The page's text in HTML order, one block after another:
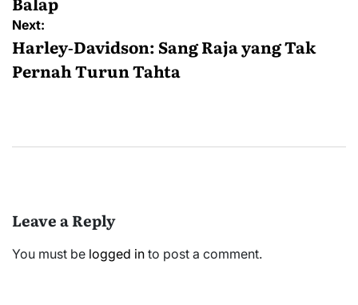
Next:
Harley‑Davidson: Sang Raja yang Tak
Pernah Turun Tahta
Leave a Reply
You must be logged in to post a comment.